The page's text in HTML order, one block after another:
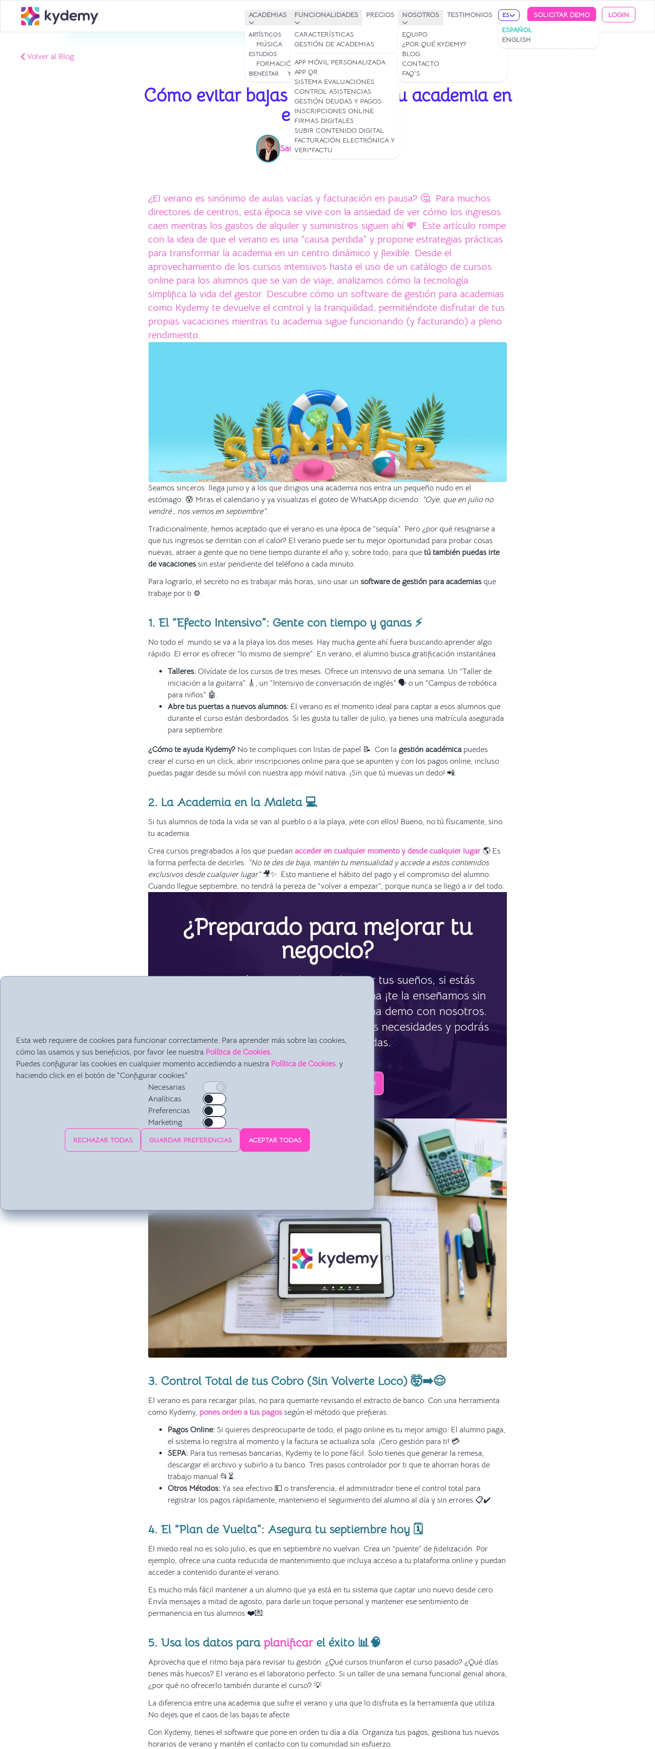
ACADEMIAS
ARTÍSTICOS
BAILE Y DANZA
MÚSICA
ARTE
ESTUDIOS
FORMACIÓN/IDIOMAS
BIENESTAR YOGA Y PILATES
FUNCIONALIDADES
CARACTERÍSTICAS
GESTIÓN DE ACADEMIAS
APP MÓVIL PERSONALIZADA
APP QR
SISTEMA EVALUACIONES
CONTROL ASISTENCIAS
GESTIÓN DEUDAS Y PAGOS
INSCRIPCIONES ONLINE
FIRMAS DIGITALES
SUBIR CONTENIDO DIGITAL
FACTURACIÓN ELECTRÓNICA Y
VERI*FACTU
PRECIOS NOSOTROS
EQUIPO
¿POR QUÉ KYDEMY?
BLOG
CONTACTO
FAQ'S
TESTIMONIOS ES
ESPAÑOL
ENGLISH
SOLICITAR DEMO LOGIN
Volver al Blog
18 jun 2026
Cómo evitar bajas y dinamizar tu academia en
el verano ☀️
Samantha Rey
¿El verano es sinónimo de aulas vacías y facturación en pausa? 🤔 Para muchos
directores de centros, esta época se vive con la ansiedad de ver cómo los ingresos
caen mientras los gastos de alquiler y suministros siguen ahí 💸. Este artículo rompe
con la idea de que el verano es una “causa perdida” y propone estrategias prácticas
para transformar la academia en un centro dinámico y flexible. Desde el
aprovechamiento de los cursos intensivos hasta el uso de un catálogo de cursos
online para los alumnos que se van de viaje, analizamos cómo la tecnología
simplifica la vida del gestor. Descubre cómo un software de gestión para academias
como Kydemy te devuelve el control y la tranquilidad, permitiéndote disfrutar de tus
propias vacaciones mientras tu academia sigue funcionando (y facturando) a pleno
rendimiento.
Seamos sinceros: llega junio y a los que dirigios una academia nos entra un pequeño nudo en el
estómago. 😰 Miras el calendario y ya visualizas el goteo de WhatsApp diciendo: “Oye, que en julio no
vendré , nos vemos en septiembre”.
Tradicionalmente, hemos aceptado que el verano es una época de “sequía”. Pero ¿por qué resignarse a
que tus ingresos se derritan con el calor? El verano puede ser tu mejor oportunidad para probar cosas
nuevas, atraer a gente que no tiene tiempo durante el año y, sobre todo, para que tú también puedas irte
de vacaciones sin estar pendiente del teléfono a cada minuto.
Para lograrlo, el secreto no es trabajar más horas, sino usar un software de gestión para academias que
trabaje por ti ⚙️.
1. El “Efecto Intensivo”: Gente con tiempo y ganas ⚡
No todo el mundo se va a la playa los dos meses. Hay mucha gente ahí fuera buscando aprender algo
rápido. El error es ofrecer “lo mismo de siempre”. En verano, el alumno busca gratificación instantánea.
Talleres: Olvídate de los cursos de tres meses. Ofrece un intensivo de una semana. Un “Taller de
iniciación a la guitarra” 🎸, un “Intensivo de conversación de inglés” 🗣️ o un “Campus de robótica
para niños” 🤖.
Abre tus puertas a nuevos alumnos: El verano es el momento ideal para captar a esos alumnos que
durante el curso están desbordados. Si les gusta tu taller de julio, ya tienes una matrícula asegurada
para septiembre.
¿Cómo te ayuda Kydemy? No te compliques con listas de papel 📝. Con la gestión académica puedes
crear el curso en un click, abrir inscripciones online para que se apunten y con los pagos online, incluso
puedas pagar desde su móvil con nuestra app móvil nativa. ¡Sin que tú muevas un dedo! 📲.
2. La Academia en la Maleta 💻
Si tus alumnos de toda la vida se van al pueblo o a la playa, ¡vete con ellos! Bueno, no tú físicamente, sino
tu academia.
Crea cursos pregrabados a los que puedan acceder en cualquier momento y desde cualquier lugar🌎 Es
la forma perfecta de decirles: “No te des de baja, mantén tu mensualidad y accede a estos contenidos
exclusivos desde cualquier lugar” 🎥✨. Esto mantiene el hábito del pago y el compromiso del alumno.
Cuando llegue septiembre, no tendrá la pereza de “volver a empezar”, porque nunca se llegó a ir del todo.
¿Preparado para mejorar tu
negocio?
Estamos aquí para ayudarte a alcanzar tus sueños, si estás
interesado en conocer nuestra plataforma ¡te la enseñamos sin
compromiso! Solo tienes que reservar una demo con nosotros.
Durante la demostración analizaremos tus necesidades y podrás
resolver todas tus dudas.
¡RESERVA UNA DEMO AHORA!
3. Control Total de tus Cobro (Sin Volverte Loco) 🤯➡️😌
El verano es para recargar pilas, no para quemarte revisando el extracto de banco. Con una herramienta
como Kydemy, pones orden a tus pagos según el método que prefieras:
Pagos Online: Si quieres despreocuparte de todo, el pago online es tu mejor amigo. El alumno paga,
el sistema lo registra al momento y la factura se actualiza sola. ¡Cero gestión para ti! 💳
SEPA: Para tus remesas bancarias, Kydemy te lo pone fácil. Solo tienes que generar la remesa,
descargar el archivo y subirlo a tu banco. Tres pasos controlador por ti que te ahorran horas de
trabajo manual 📂⏳.
Otros Métodos: Ya sea efectivo 💵 o transferencia, el administrador tiene el control total para
registrar los pagos rápidamente, mantenieno el seguimiento del alumno al día y sin errores 📋✔️.
4. El “Plan de Vuelta”: Asegura tu septiembre hoy 🗓️
El miedo real no es solo julio, es que en septiembre no vuelvan. Crea un “puente” de fidelización. Por
ejemplo, ofrece una cuota reducida de mantenimiento que incluya acceso a tu plataforma online y puedan
acceder a contenido durante el verano.
Es mucho más fácil mantener a un alumno que ya está en tu sistema que captar uno nuevo desde cero.
Envía mensajes a mitad de agosto, para darle un toque personal y mantener ese sentimiento de
permanencia en tus alumnos ❤️💌.
5. Usa los datos para planificarel éxito 📊🧠
Aprovecha que el ritmo baja para revisar tu gestión. ¿Qué cursos triunfaron el curso pasado? ¿Qué días
tienes más huecos? El verano es el laboratorio perfecto. Si un taller de una semana funcional genial ahora,
¿por qué no ofrecerlo también durante el curso? 💡
La diferencia entre una academia que sufre el verano y una que lo disfruta es la herramienta que utiliza.
No dejes que el caos de las bajas te afecte.
Con Kydemy, tienes el software que pone en orden tu día a día. Organiza tus pagos, gestiona tus nuevos
horarios de verano y mantén el contacto con tu comunidad sin esfuerzo.
Esta web requiere de cookies para funcionar correctamente. Para aprender más sobre las cookies,
cómo las usamos y sus beneficios, por favor lee nuestra Política de Cookies.
Puedes configurar las cookies en cualquier momento accediendo a nuestra Política de Cookies. y
haciendo click en el botón de "Configurar cookies"
Necesarias
Analíticas
Preferencias
Marketing
RECHAZAR TODAS GUARDAR PREFERENCIAS ACEPTAR TODAS